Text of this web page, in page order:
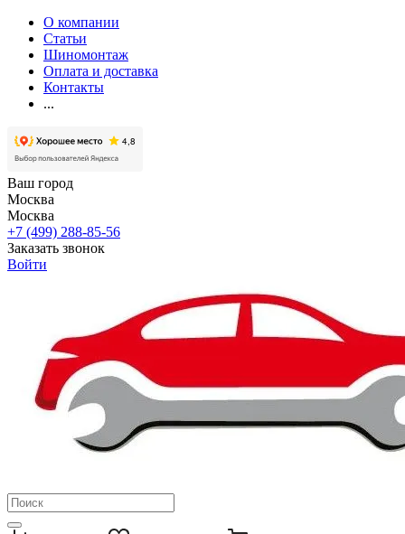
О компании
Статьи
Шиномонтаж
Оплата и доставка
Контакты
...
Ваш город
Москва
Москва
+7 (499) 288-85-56
Заказать звонок
Войти